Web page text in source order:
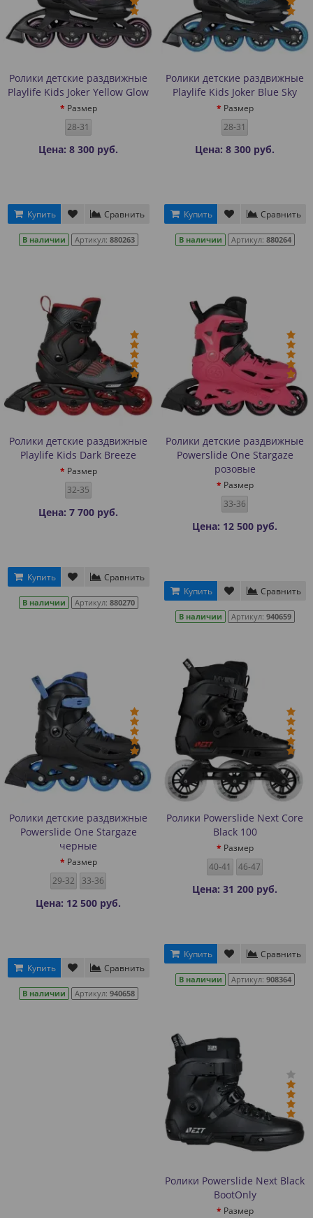
Ролики детские раздвижные
Playlife Kids Joker Yellow Glow
Размер
28-31
Цена: 8 300 руб.
Купить Сравнить
В наличии Артикул: 880263
Ролики детские раздвижные
Playlife Kids Joker Blue Sky
Размер
28-31
Цена: 8 300 руб.
Купить Сравнить
В наличии Артикул: 880264
Ролики детские раздвижные
Playlife Kids Dark Breeze
Размер
32-35
Цена: 7 700 руб.
Купить Сравнить
В наличии Артикул: 880270
Ролики детские раздвижные
Powerslide One Stargaze
розовые
Размер
33-36
Цена: 12 500 руб.
Купить Сравнить
В наличии Артикул: 940659
Ролики детские раздвижные
Powerslide One Stargaze
черные
Размер
29-32
33-36
Цена: 12 500 руб.
Купить Сравнить
В наличии Артикул: 940658
Ролики Powerslide Next Core
Black 100
Размер
40-41
46-47
Цена: 31 200 руб.
Купить Сравнить
В наличии Артикул: 908364
Ролики Powerslide Next Black
BootOnly
Размер